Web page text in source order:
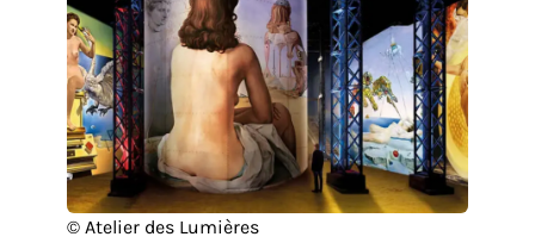
© Atelier des Lumières